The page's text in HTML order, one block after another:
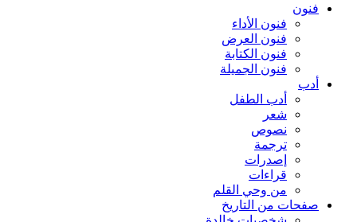
فنون
فنون الأداء
فنون العرض
فنون الكتابة
فنون الجميلة
أدب
أدب الطفل
شعر
نصوص
ترجمة
إصدرات
قراءات
من وحي القلم
صفحات من التاريخ